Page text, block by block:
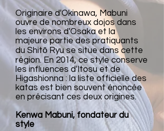
Originaire d'Okinawa, Mabuni
ouvre de nombreux dojos dans
les environs d'Osaka et la
majeure partie des pratiquants
du Shitō Ryu se situe dans cette
région. En 2014, ce style conserve
les influences d'Itosu et de
Higashionna : la liste officielle des
katas est bien souvent énoncée
en précisant ces deux origines.
Kenwa Mabuni, fondateur du
style